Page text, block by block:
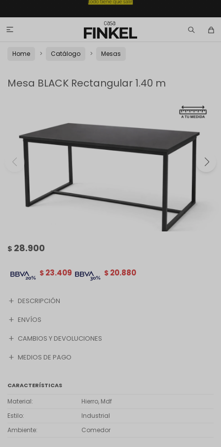

Home Catálogo Mesas
Mesa BLACK Rectangular 1.40 m
$ 28.900
$ 20.880
$ 23.409
DESCRIPCIÓN
ENVÍOS
CAMBIOS Y DEVOLUCIONES
MEDIOS DE PAGO
CARACTERÍSTICAS
Material
Hierro, Mdf
Estilo
Industrial
Ambiente
Comedor